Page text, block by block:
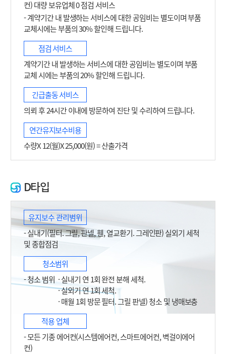
컨) 대량 보유업체 0 점검 서비스
- 계약기간 내 발생하는 서비스에 대한 공임비는 별도이며 부품
교체시에는 부품의 30% 할인해 드립니다.
점검 서비스
계약기간 내 발생하는 서비스에 대한 공임비는 별도이며 부품
교체 시에는 부품의 20% 할인해 드립니다.
긴급출동 서비스
의뢰 후 24시간 이내에 방문하여 진단 및 수리하여 드립니다.
연간유지보수비용
수량X 12(월)X 25,000(원) = 산출가격
D타입
유지보수 관리범위
- 실내기(필터. 그릴, 판넬, 휀, 열교환기. 그레인판) 실외기 세척
및 종합점검
청소범위
- 청소 범위 · 실내기 연 1회 완전 분해 세척.
· 실외기 연 1회 세척.
· 매월 1회 방문 필터. 그릴 판넬) 청소 및 냉매보충
적용 업체
- 모든 기종 에어컨(시스템에어컨, 스마트에어컨, 벽걸이에어
컨)